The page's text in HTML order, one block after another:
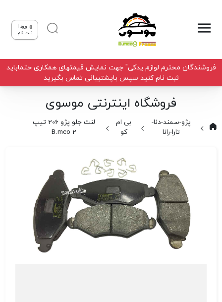
ورود |
ثبت نام
فروشندگان محترم لوازم یدکی" جهت نمایش قیمتهای همکاری حتماباید
ثبت نام کنید سپس باپشتیبانی تماس بگیرید
فروشگاه اینترنتی موسوی
پژو-سمند-دنا-
تارا-رانا
بی ام
کو
لنت جلو پژو 206 تیپ
2 B.mco